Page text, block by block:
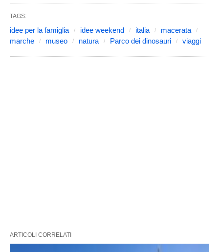
TAGS:
idee per la famiglia idee weekend italia
macerata
marche
museo natura Parco dei dinosauri viaggi
ARTICOLI CORRELATI